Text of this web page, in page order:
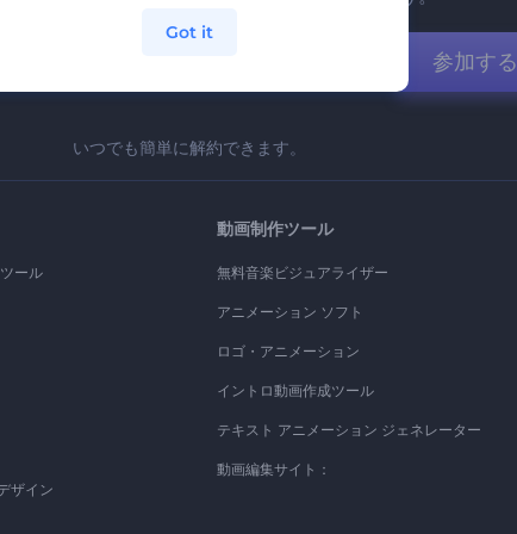
参加する
いつでも簡単に解約できます。
ール
ザイン
動画制作ツール
無料音楽ビジュアライザー
アニメーション ソフト
ロゴ・アニメーション
イントロ動画作成ツール
テキスト アニメーション ジェネレーター
動画編集サイト：
Got it